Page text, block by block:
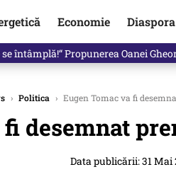
Economie
decizia luată astăzi de
› Politica › Eugen Tomac va fi
desemnat
Data publicării: 31 Mai